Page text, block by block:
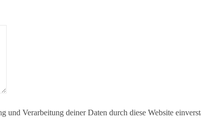
Verarbeitung deiner Daten durch diese Website